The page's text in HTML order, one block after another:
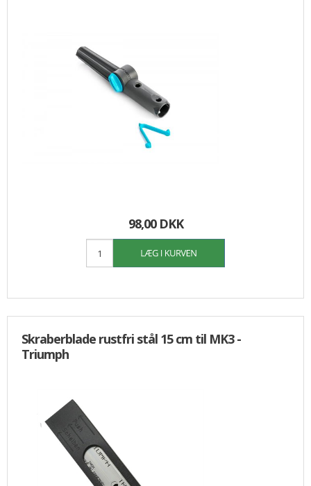
98,00 DKK
Skraberblade rustfri stål 15 cm til MK3 -
Triumph